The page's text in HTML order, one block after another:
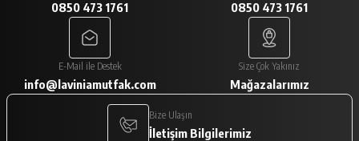
A... V... | 29/01/2026
Paketleme çok iyiydi. Ürünler tam
istediğimiz gibiydi.
A... V... | 29/01/2026
0850 473 1761 0850 473 1761
E-Mail ile Destek
info@laviniamutfak.com
Size Çok Yakınız
Mağazalarımız
Bize Ulaşın
İletişim Bilgilerimiz